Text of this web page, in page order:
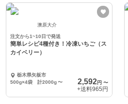
澳原大介
注文から1~10日で発送
簡単レシピ4種付き！冷凍いちご（ス
カイベリー）
栃木県矢板市
500g×4袋 計2000g 〜 2,592円〜
+送料965円